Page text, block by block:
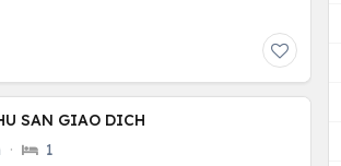
SAN GIAO DICH
· 1